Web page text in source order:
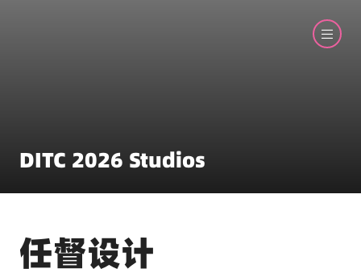
DITC 2026 Studios
任督设计